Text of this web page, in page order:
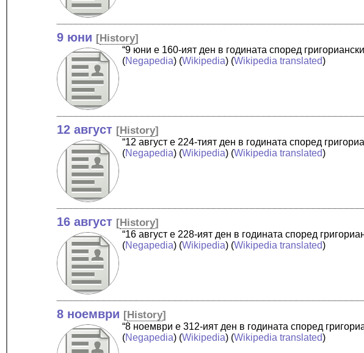
9 юни [History]
“9 юни е 160-ият ден в годината според
(Negapedia) (Wikipedia) (Wikipedia translated)
12 август [History]
“12 август е 224-тият ден в годината според
(Negapedia) (Wikipedia) (Wikipedia translated)
16 август [History]
“16 август е 228-ият ден в годината според
(Negapedia) (Wikipedia) (Wikipedia translated)
8 ноември [History]
“8 ноември е 312-ият ден в годината според
(Negapedia) (Wikipedia) (Wikipedia translated)